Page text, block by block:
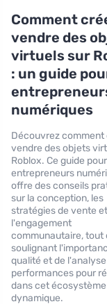
Comment
vendre des
virtuels sur
: un guide
numériques
Découvrez comment
vendre des objets
Roblox. Ce guide pour
entrepreneurs
offre des conseils
sur la conception, les
stratégies de vente et
l'engagement
communautaire, tout
soulignant
qualité et de
performances pour
dans cet écosystème
dynamique.